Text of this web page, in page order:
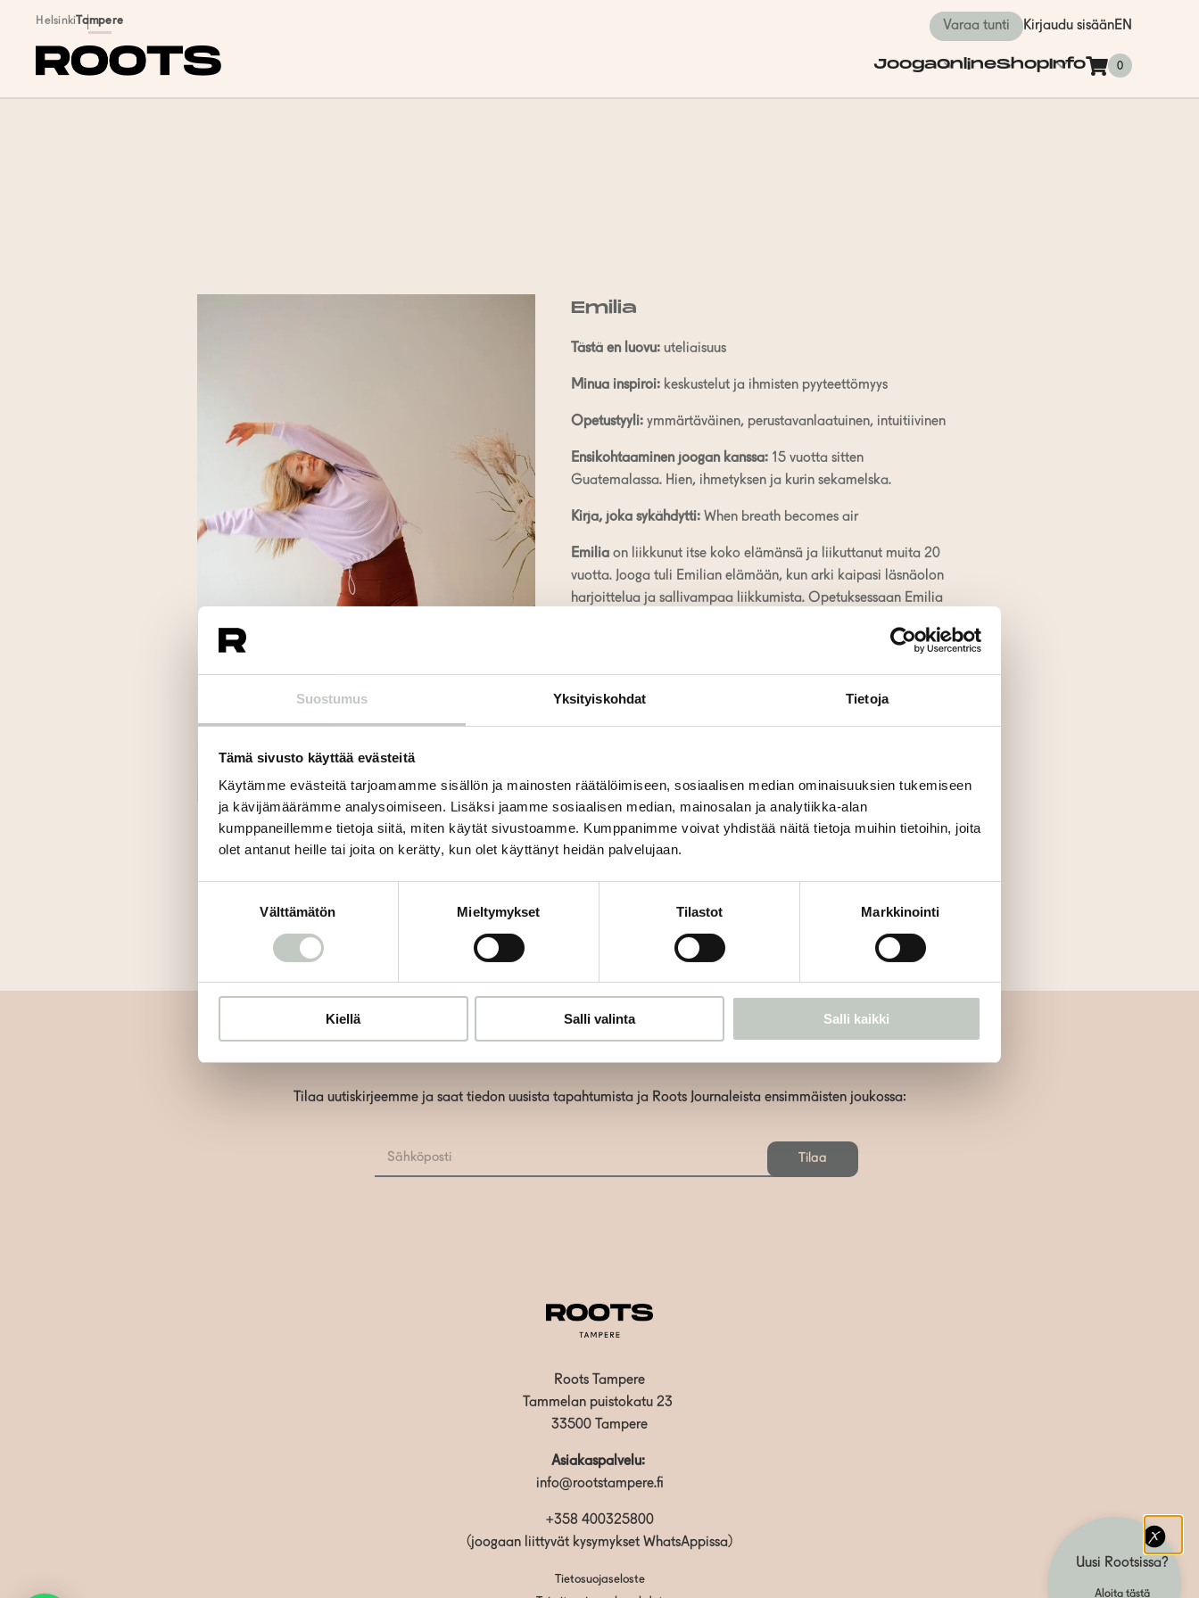
Suostumus Yksityiskohdat Tietoja
Tämä sivusto käyttää evästeitä
Käytämme evästeitä tarjoamamme sisällön ja mainosten räätälöimiseen, sosiaalisen median ominaisuuksien tukemiseen
ja kävijämäärämme analysoimiseen. Lisäksi jaamme sosiaalisen median, mainosalan ja analytiikka-alan
kumppaneillemme tietoja siitä, miten käytät sivustoamme. Kumppanimme voivat yhdistää näitä tietoja muihin tietoihin, joita
olet antanut heille tai joita on kerätty, kun olet käyttänyt heidän palvelujaan.
Välttämätön Mieltymykset Tilastot Markkinointi
Kiellä Salli valinta Salli kaikki
Siirry sisältöön
HelsinkiTampere Varaa tunti Kirjaudu sisäänEN
JoogaOnlineShopInfo 0
Emilia
Tästä en luovu: uteliaisuus
Minua inspiroi: keskustelut ja ihmisten pyyteettömyys
Opetustyyli: ymmärtäväinen, perustavanlaatuinen, intuitiivinen
Ensikohtaaminen joogan kanssa: 15 vuotta sitten
Guatemalassa. Hien, ihmetyksen ja kurin sekamelska.
Kirja, joka sykähdytti: When breath becomes air
Emilia on liikkunut itse koko elämänsä ja liikuttanut muita 20
vuotta. Jooga tuli Emilian elämään, kun arki kaipasi läsnäolon
harjoittelua ja sallivampaa liikkumista. Opetuksessaan Emilia
on liikkumista ääripäiden välillä. Pitkäaikaissairaus on
Emilia on Rootsin perustaja ja tekee kaikkensa luodakseen
pidemmälle. Opiskelee ja kouluttautuu jatkuvasti. Kukonlaulun
aikaiset aamut kahvikuppi kädessä ovat päivän parasta aikaa.
Tilaa uutiskirjeemme ja saat tiedon uusista tapahtumista ja Roots Journaleista ensimmäisten joukossa:
Tilaa
Roots Tampere
Tammelan puistokatu 23
33500 Tampere
Asiakaspalvelu:
info@rootstampere.fi
+358 400325800
(joogaan liittyvät kysymykset WhatsAppissa)
Tietosuojaseloste
Uusi Rootsissa?
Aloita tästä